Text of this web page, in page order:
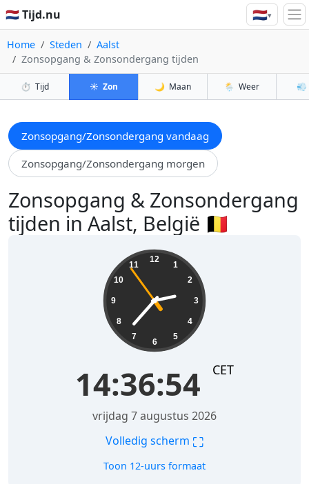
🇳🇱 Tijd.nu 🇳🇱▾
Home Steden
Aalst
Zonsopgang & Zonsondergang tijden
⏱️ Tijd ☀️ Zon 🌙 Maan 🌦️ Weer 💨
Zonsopgang/Zonsondergang vandaag
Zonsopgang/Zonsondergang morgen
Zonsopgang & Zonsondergang
tijden in Aalst, België 🇧🇪
12
1
2
3
4
5
6
7
8
9
10
11
14:36:55 CET
vrijdag 7 augustus 2026
Volledig scherm ⛶
Toon 12-uurs formaat